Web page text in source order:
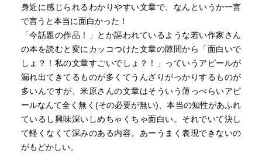
身近に感じられるわかりやすい文章で、なんというか一言
で言うと本当に面白かった！
「今話題の作品！」とか謳われているような若い作家さん
の本を読むと変にカッコつけた文章の隙間から「面白いで
しょ？！私の文章すごいでしょ？！」っていうアピールが
漏れ出てきてるものが多くてうんざりがっかりするものが
多いんですが、米原さんの文章はそういう薄っぺらいアピ
ールなんて全く無く(その必要が無い)、本当の知性があふれ
ているし興味深いしめちゃくちゃ面白い。それでいて決し
て軽くなくて深みのある内容。あーうまく表現できないの
がもどかしい。